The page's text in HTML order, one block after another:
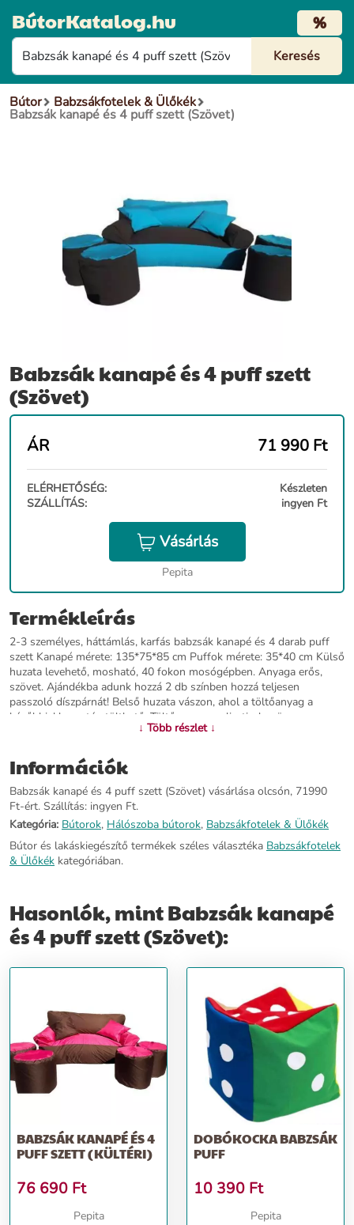
BútorKatalog.hu %
Bútor Babzsákfotelek & Ülőkék
Babzsák kanapé és 4 puff szett (Szövet)
Babzsák kanapé és 4 puff szett
(Szövet)
ÁR 71 990 Ft
ELÉRHETŐSÉG:
Készleten
SZÁLLÍTÁS:
ingyen Ft
Vásárlás
Pepita
Termékleírás
2-3 személyes, háttámlás, karfás babzsák kanapé és 4 darab puff
szett Kanapé mérete: 135*75*85 cm Puffok mérete: 35*40 cm Külső
huzata levehető, mosható, 40 fokon mosógépben. Anyaga erős,
szövet. Ajándékba adunk hozzá 2 db színben hozzá teljesen
passzoló díszpárnát! Belső huzata vászon, ahol a töltőanyag a
későbbiekben után tölthető. Töltőanyaga polisztirol gyöngy.
↓ Több részlet ↓
Információk
Babzsák kanapé és 4 puff szett (Szövet) vásárlása olcsón, 71990
Ft-ért. Szállítás: ingyen Ft.
Kategória: Bútorok, Hálószoba bútorok, Babzsákfotelek & Ülőkék
Bútor és lakáskiegészítő termékek széles választéka Babzsákfotelek
& Ülőkék kategóriában.
Hasonlók, mint Babzsák kanapé
és 4 puff szett (Szövet):
BABZSÁK KANAPÉ ÉS 4
PUFF SZETT (KÜLTÉRI)
76 690 Ft
Pepita
DOBÓKOCKA BABZSÁK
PUFF
10 390 Ft
Pepita